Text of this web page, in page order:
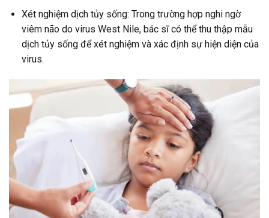
Xét nghiệm dịch tủy sống: Trong trường hợp nghi ngờ
viêm não do virus West Nile, bác sĩ có thể thu thập mẫu
dịch tủy sống để xét nghiệm và xác định sự hiện diện của
virus.